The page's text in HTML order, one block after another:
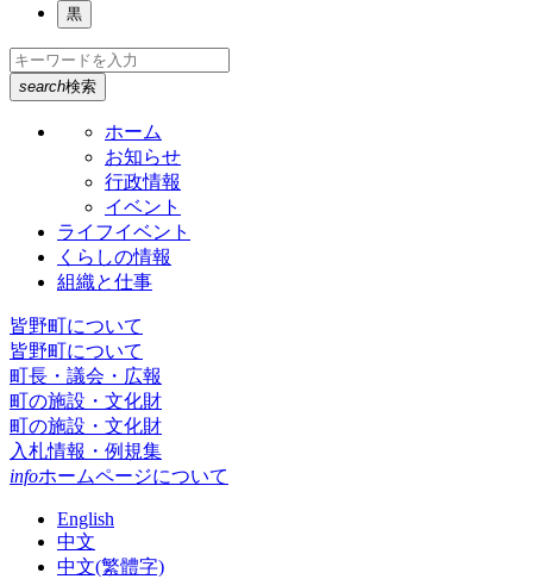
黒
search検索
ホーム
お知らせ
行政情報
イベント
ライフイベント
くらしの情報
組織と仕事
皆野町について
皆野町について
町長・議会・広報
町の施設・文化財
町の施設・文化財
入札情報・例規集
infoホームページについて
English
中文
中文(繁體字)